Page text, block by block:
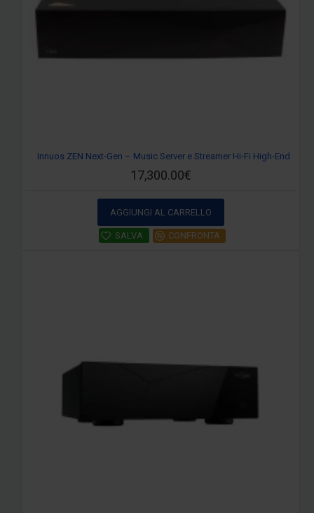
Innuos ZEN Next-Gen – Music Server e Streamer Hi-Fi High-End
17,300.00€
AGGIUNGI AL CARRELLO
SALVA CONFRONTA